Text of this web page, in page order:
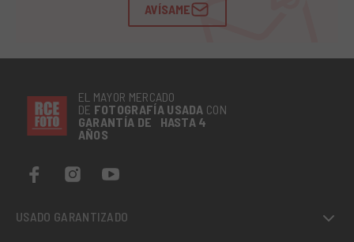
AVÍSAME
EL MAYOR MERCADO
DE FOTOGRAFÍA USADA CON
GARANTÍA DE HASTA 4
AÑOS
USADO GARANTIZADO